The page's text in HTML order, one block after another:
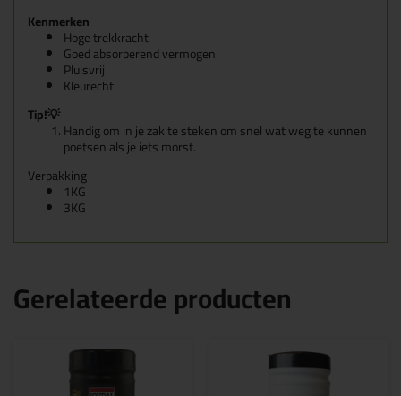
Kenmerken
Hoge trekkracht
Goed absorberend vermogen
Pluisvrij
Kleurecht
Tip!💡
Handig om in je zak te steken om snel wat weg te kunnen
poetsen als je iets morst.
Verpakking
1KG
3KG
Gerelateerde producten